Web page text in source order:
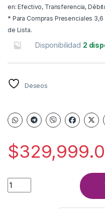
en: Efectivo, Transferencia,
* Para Compras Presenciales
de Lista.
Disponibilidad 2
Deseos
$
PARLANTE NOVIK TITAN